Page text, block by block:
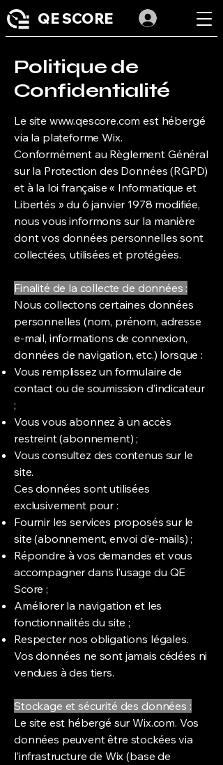
QE SCORE
Politique de
Confidentialité
Le site www.qescore.com est hébergé
via la plateforme Wix.
Conformément au Règlement Général
sur la Protection des Données (RGPD)
et à la loi française « Informatique et
Libertés » du 6 janvier 1978 modifiée,
nous vous informons sur la manière
dont vos données personnelles sont
collectées, utilisées et protégées.
Finalité de la collecte de données :
Nous collectons certaines données
personnelles (nom, prénom, adresse
e-mail, informations de connexion,
données de navigation, etc.) lorsque :
Vous remplissez un formulaire de
contact ou de soumission d’indicateur
;
Vous vous abonnez à un accès
restreint (abonnement) ;
Vous consultez des contenus sur le
site.
Ces données sont utilisées
exclusivement pour :
Fournir les services proposés sur le
site (abonnement, envoi d’e-mails) ;
Répondre à vos demandes et vous
accompagner dans l’usage du QE
Score ;
Améliorer la navigation et les
fonctionnalités du site ;
Respecter nos obligations légales.
Vos données ne sont jamais cédées ni
vendues à des tiers.
Stockage et sécurité des données :
Le site est hébergé sur Wix.com. Vos
données peuvent être stockées via
l’infrastructure de Wix (base de